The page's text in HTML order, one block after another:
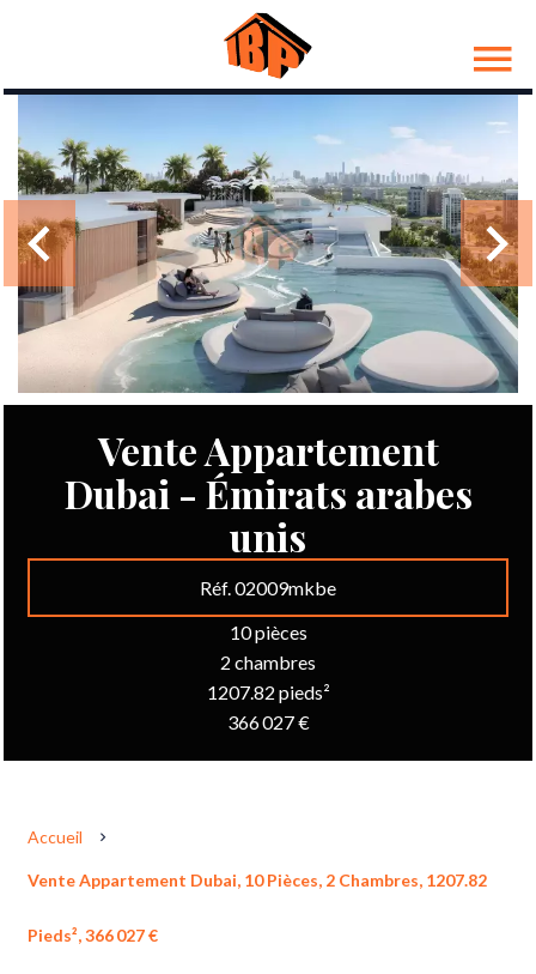
Vente Appartement
Dubai - Émirats arabes
unis
Réf. 02009mkbe
10 pièces
2 chambres
1207.82 pieds²
366 027 €
Accueil
Vente Appartement Dubai, 10 Pièces, 2 Chambres, 1207.82
Pieds², 366 027 €